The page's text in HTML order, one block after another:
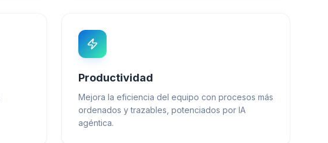
Productividad
Mejora la eficiencia del equipo con procesos más
ordenados y trazables, potenciados por IA
agéntica.